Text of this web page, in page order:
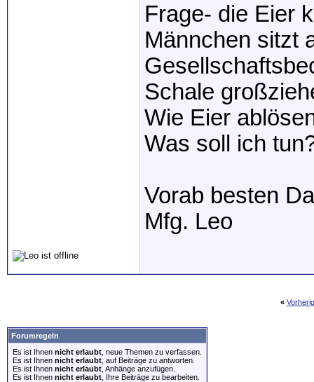
Frage- die Eier
Männchen sitzt
Schale
Wie Eier
Was soll ich
Vorab besten
Mfg. Leo
«
Forumregeln
Es ist Ihnen nicht erlaubt , neue Themen zu verfassen.
Es ist Ihnen nicht erlaubt , auf Beiträge zu antworten.
Es ist Ihnen nicht erlaubt , Anhänge anzufügen.
Es ist Ihnen nicht erlaubt , Ihre Beiträge zu bearbeiten.